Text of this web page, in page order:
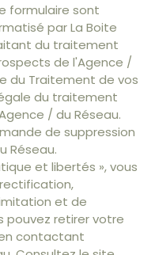
formulaire sont
par La Boite
du traitement
de l'Agence /
du Traitement de vos
du traitement
/ du Réseau.
de suppression
Réseau.
et libertés », vous
et de
pouvez retirer votre
contactant